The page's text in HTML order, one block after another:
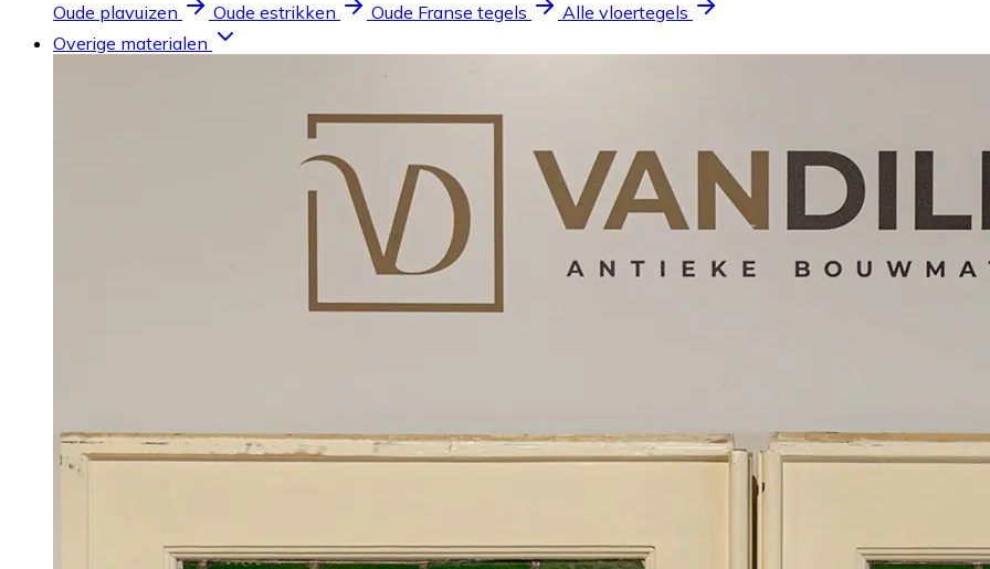
Oude plavuizen
Oude estrikken Oude Franse tegels
Alle vloertegels
Overige materialen